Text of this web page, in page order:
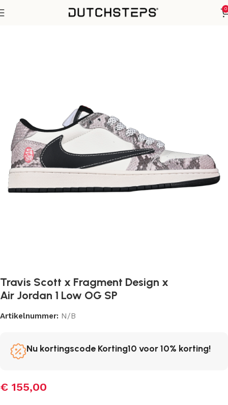
0
Travis Scott x Fragment Design x
Air Jordan 1 Low OG SP
Artikelnummer: N/B
Nu kortingscode Korting10 voor 10% korting!
€ 155,00